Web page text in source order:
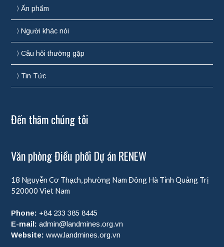
Ấn phẩm
Người khác nói
Câu hỏi thường gặp
Tin Tức
Đến thăm chúng tôi
Văn phòng Điều phối Dự án RENEW
18 Nguyễn Cơ Thạch, phường Nam Đông Hà Tỉnh Quảng Trị
520000 Viet Nam
Phone: +84 233 385 8445
E-mail: admin@landmines.org.vn
Website: www.landmines.org.vn